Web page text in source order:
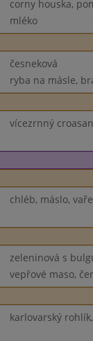
corny houska,
mléko
česneková
ryba na másle,
vícezrnný
chléb, máslo,
zeleninová s
vepřové maso,
karlovarský